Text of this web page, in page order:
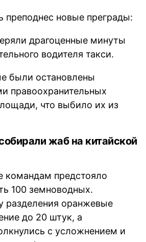
преподнес новые преграды:
драгоценные минуты
водителя такси.
были остановлены
правоохранительных
что выбило их из
жаб на китайской
командам предстояло
100 земноводных.
разделения оранжевые
до 20 штук, а
с усложнением и